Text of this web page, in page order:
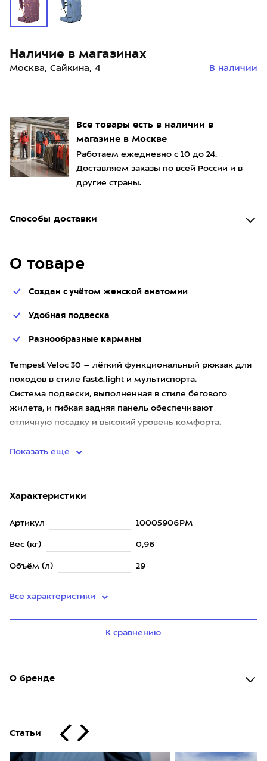
Все товары есть в наличии в
магазине в Москве
Работаем ежедневно с 10 до 24.
Доставляем заказы по всей России и в
другие страны.
Способы доставки
О товаре
Создан с учётом женской анатомии
Удобная подвеска
Разнообразные карманы
Tempest Veloc 30 – лёгкий функциональный рюкзак для
походов в стиле fast&light и мультиспорта.
Система подвески, выполненная в стиле бегового
жилета, и гибкая задняя панель обеспечивают
отличную посадку и высокий уровень комфорта.
Показать еще
Характеристики
Артикул 10005906PM
Вес (кг) 0,96
Объём (л) 29
Все характеристики
К сравнению
О бренде
Статьи
Наличие в магазинах
Москва, Сайкина, 4 В наличии